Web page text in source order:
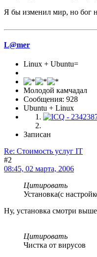
Я бы изменил мир, но бог
L@mer
Linux + Ubuntu=
Молодой камчадал
Сообщения: 928
Ubuntu + Linux
Записан
Re: Стоимость услуг IT
#2
08:45, 02 марта, 2006
Цитировать
Установка(с
Ну, установка смотри
Цитировать
Чистка от вирусов